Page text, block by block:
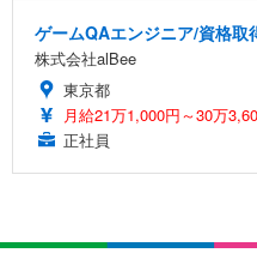
ゲームQAエンジニア/資格
株式会社alBee
東京都
月給21万1,000円～30万
正社員